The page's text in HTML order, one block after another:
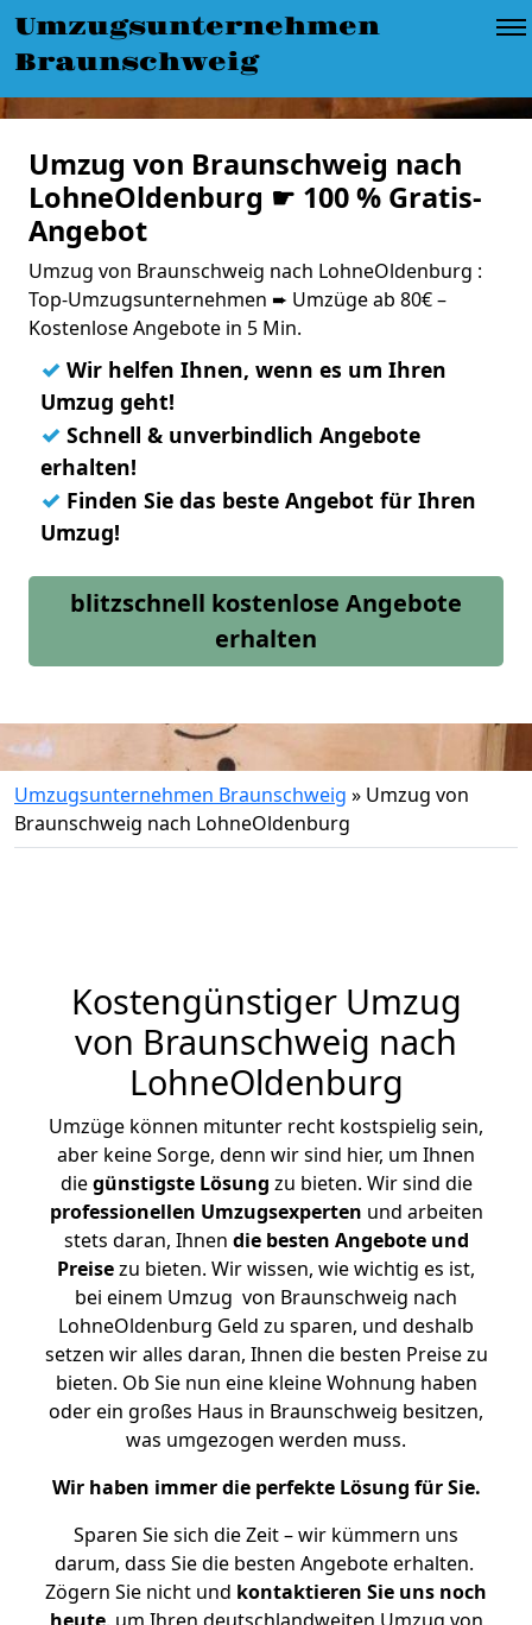
Umzugsunternehmen
Braunschweig
Umzug von Braunschweig nach
LohneOldenburg ☛ 100 % Gratis-
Angebot
Umzug von Braunschweig nach LohneOldenburg :
Top-Umzugsunternehmen ➨ Umzüge ab 80€ –
Kostenlose Angebote in 5 Min.
✓ Wir helfen Ihnen, wenn es um Ihren
Umzug geht!
✓ Schnell & unverbindlich Angebote
erhalten!
✓ Finden Sie das beste Angebot für Ihren
Umzug!
blitzschnell kostenlose Angebote
erhalten
Umzugsunternehmen Braunschweig » Umzug von
Braunschweig nach LohneOldenburg
Kostengünstiger Umzug
von Braunschweig nach
LohneOldenburg
Umzüge können mitunter recht kostspielig sein,
aber keine Sorge, denn wir sind hier, um Ihnen
diegünstigste Lösung zu bieten. Wir sind die
professionellen Umzugsexperten und arbeiten
stets daran, Ihnen die besten Angebote und
Preisezu bieten. Wir wissen, wie wichtig es ist,
bei einem Umzug von Braunschweig nach
LohneOldenburg Geld zu sparen, und deshalb
setzen wir alles daran, Ihnen die besten Preise zu
bieten. Ob Sie nun eine kleine Wohnung haben
oder ein großes Haus in Braunschweig besitzen,
was umgezogen werden muss.
Wir haben immer die perfekte Lösung für Sie.
Sparen Sie sich die Zeit – wir kümmern uns
darum, dass Sie die besten Angebote erhalten.
Zögern Sie nicht und kontaktieren Sie uns noch